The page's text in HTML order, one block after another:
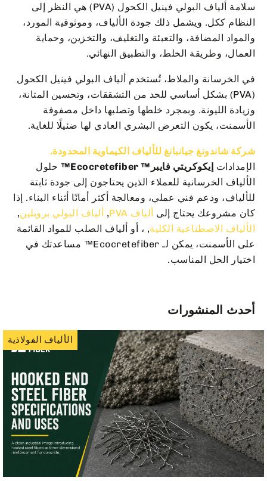
سلامة ألياف البولي فينيل الكحول (PVA) هي النظر إلى
النظام ككل. ويشمل ذلك جودة الألياف، وموثوقية المورد،
والمواد المضافة، والتعبئة والتغليف، والتخزين، وحماية
العمال، وطريقة الخلط، والتطبيق النهائي.
في الخرسانة والملاط، تُستخدم ألياف البولي فينيل الكحول
(PVA) بشكل أساسي للحد من التشققات، وتحسين المتانة،
وزيادة الليونة. وبمجرد خلطها وتصلبها داخل مصفوفة
الأسمنت، يكون التعرض البشري العادي لها ضئيلًا للغاية.
شركة شاندونغ جيانبانغ للألياف الكيماوية المحدودة.
الإمدادات إيكوكريتي فايبر™ Ecocretefiber™
حلول
الألياف الخرسانية للعملاء الذين يحتاجون إلى جودة ثابتة
للألياف، ودعم فني عملي، ومعالجة أكثر أمانًا أثناء البناء. إذا
كان مشروعك يحتاج إلى ألياف PVA , ألياف البولي بروبلين,
الألياف الاصطناعية الكلية, ، أو ألياف الصلب للمواد القائمة
على الأسمنت، يمكن لـ Ecocretefiber™ مساعدتك في
اختيار الحل المناسب.
أحدث المنشورات
الألياف الفولاذية